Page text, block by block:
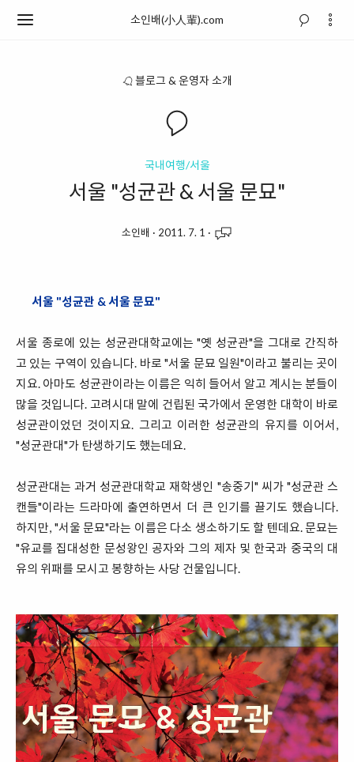
소인배(小人輩).com
블로그 & 운영자 소개
국내여행/서울
서울 "성균관 & 서울 문묘"
소인배 · 2011. 7. 1 ·
서울 "성균관 & 서울 문묘"
서울 종로에 있는 성균관대학교에는 "옛 성균관"을 그대로 간직하
고 있는 구역이 있습니다. 바로 "서울 문묘 일원"이라고 불리는 곳이
지요. 아마도 성균관이라는 이름은 익히 들어서 알고 계시는 분들이
많을 것입니다. 고려시대 말에 건립된 국가에서 운영한 대학이 바로
성균관이었던 것이지요. 그리고 이러한 성균관의 유지를 이어서,
"성균관대"가 탄생하기도 했는데요.
성균관대는 과거 성균관대학교 재학생인 "송중기" 씨가 "성균관 스
캔들"이라는 드라마에 출연하면서 더 큰 인기를 끌기도 했습니다.
하지만, "서울 문묘"라는 이름은 다소 생소하기도 할 텐데요. 문묘는
"유교를 집대성한 문성왕인 공자와 그의 제자 및 한국과 중국의 대
유의 위패를 모시고 봉향하는 사당 건물입니다.